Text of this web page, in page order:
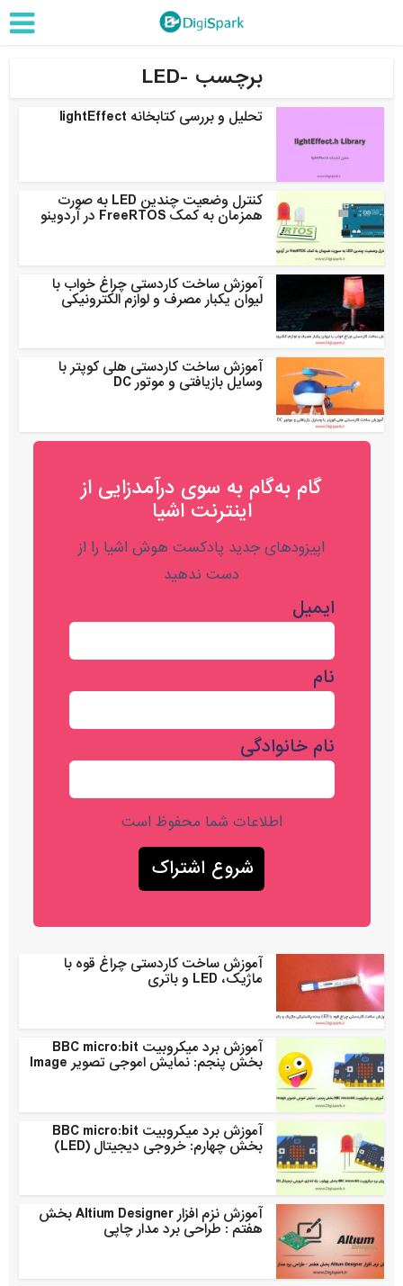
برچسب -LED
تحلیل و بررسی کتابخانه lightEffect
کنترل وضعیت چندین LED به صورت
همزمان به کمک FreeRTOS در آردوینو
آموزش ساخت کاردستی چراغ خواب با
لیوان یکبار مصرف و لوازم الکترونیکی
آموزش ساخت کاردستی هلی کوپتر با
وسایل بازیافتی و موتور DC
گام به‌گام به‌ سوی درآمدزایی از
اینترنت اشیا
اپیزودهای جدید پادکست هوش اشیا را از
دست ندهید
ایمیل
نام
نام خانوادگی
اطلاعات شما محفوظ است
آموزش ساخت کاردستی چراغ قوه با
ماژیک، LED و باتری
آموزش برد میکروبیت BBC micro:bit
بخش پنجم: نمایش اموجی تصویر Image
آموزش برد میکروبیت BBC micro:bit
بخش چهارم: خروجی دیجیتال (LED)
آموزش نزم افزار Altium Designer بخش
هفتم : طراحی برد مدار چاپی